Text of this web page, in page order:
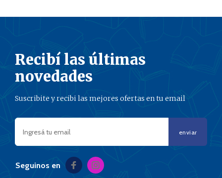
Recibí las últimas
novedades
Suscribite y recibi las mejores ofertas en tu email
enviar
Seguinos en